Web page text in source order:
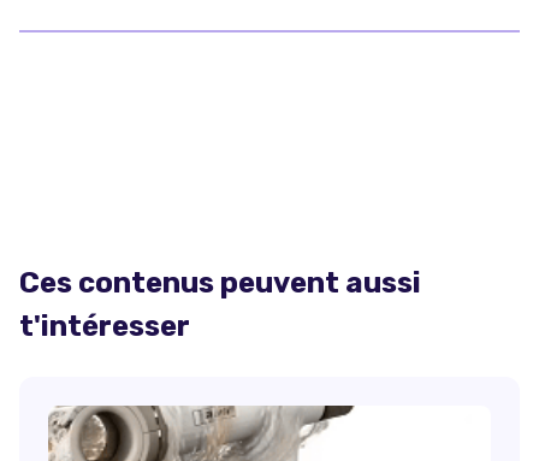
Ces contenus peuvent aussi
t'intéresser